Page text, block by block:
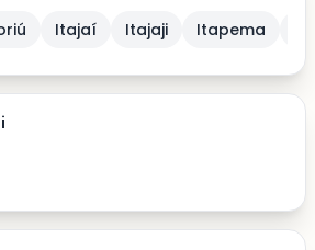
Itajaí Itajaji Itapema